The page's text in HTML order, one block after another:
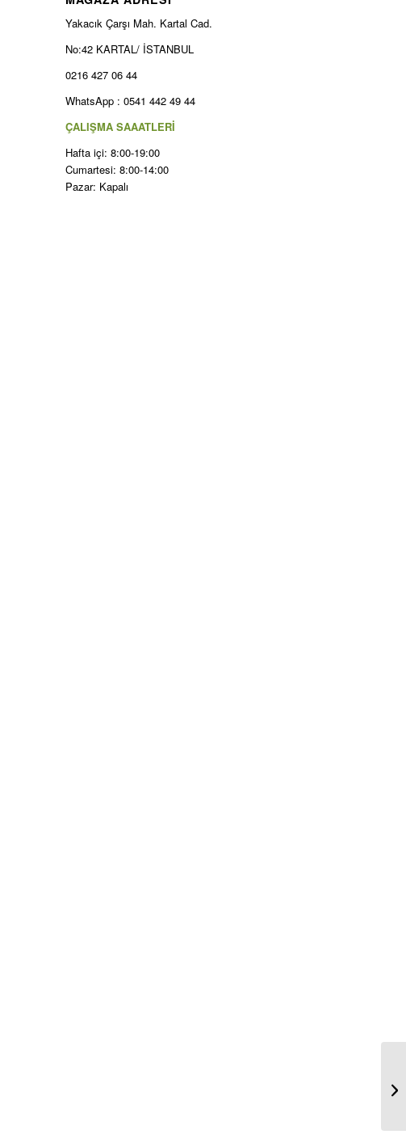
Yakacık Çarşı Mah. Kartal Cad.
No:42 KARTAL/ İSTANBUL
0216 427 06 44
WhatsApp : 0541 442 49 44
ÇALIŞMA SAAATLERİ
Hafta içi: 8:00-19:00
Cumartesi: 8:00-14:00
Pazar: Kapalı